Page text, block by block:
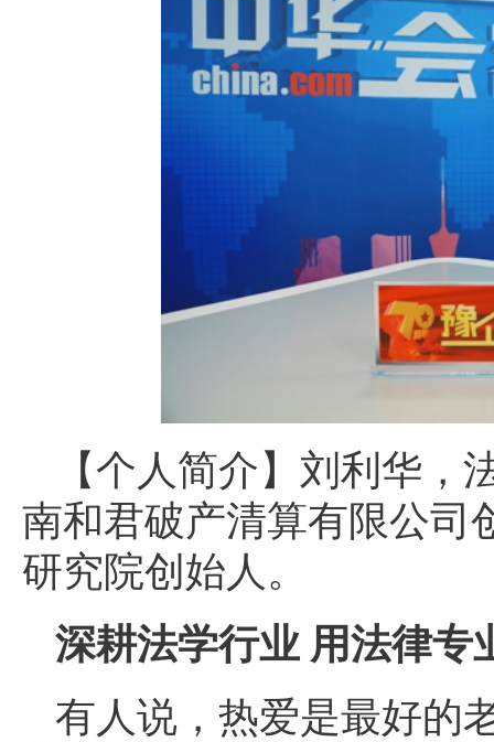
【个人简介】刘利华
南和君破产清算有限公司
研究院创始人。
深耕法学行业 用法律专
有人说，热爱是最好的